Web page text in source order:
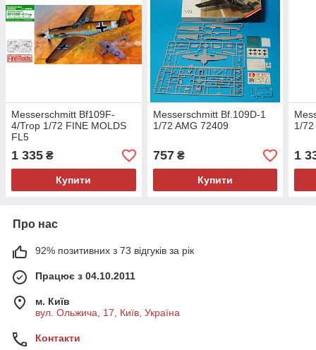
Messerschmitt Bf109F-
4/Trop 1/72 FINE MOLDS
FL5
1 335 ₴
Купити
Messerschmitt Bf.109D-1
1/72 AMG 72409
757₴
Купити
1/
1
Про нас
92% позитивних з 73 відгуків за рік
Працює з 04.10.2011
м. Київ
вул. Ольжича, 17, Київ, Україна
Контакти